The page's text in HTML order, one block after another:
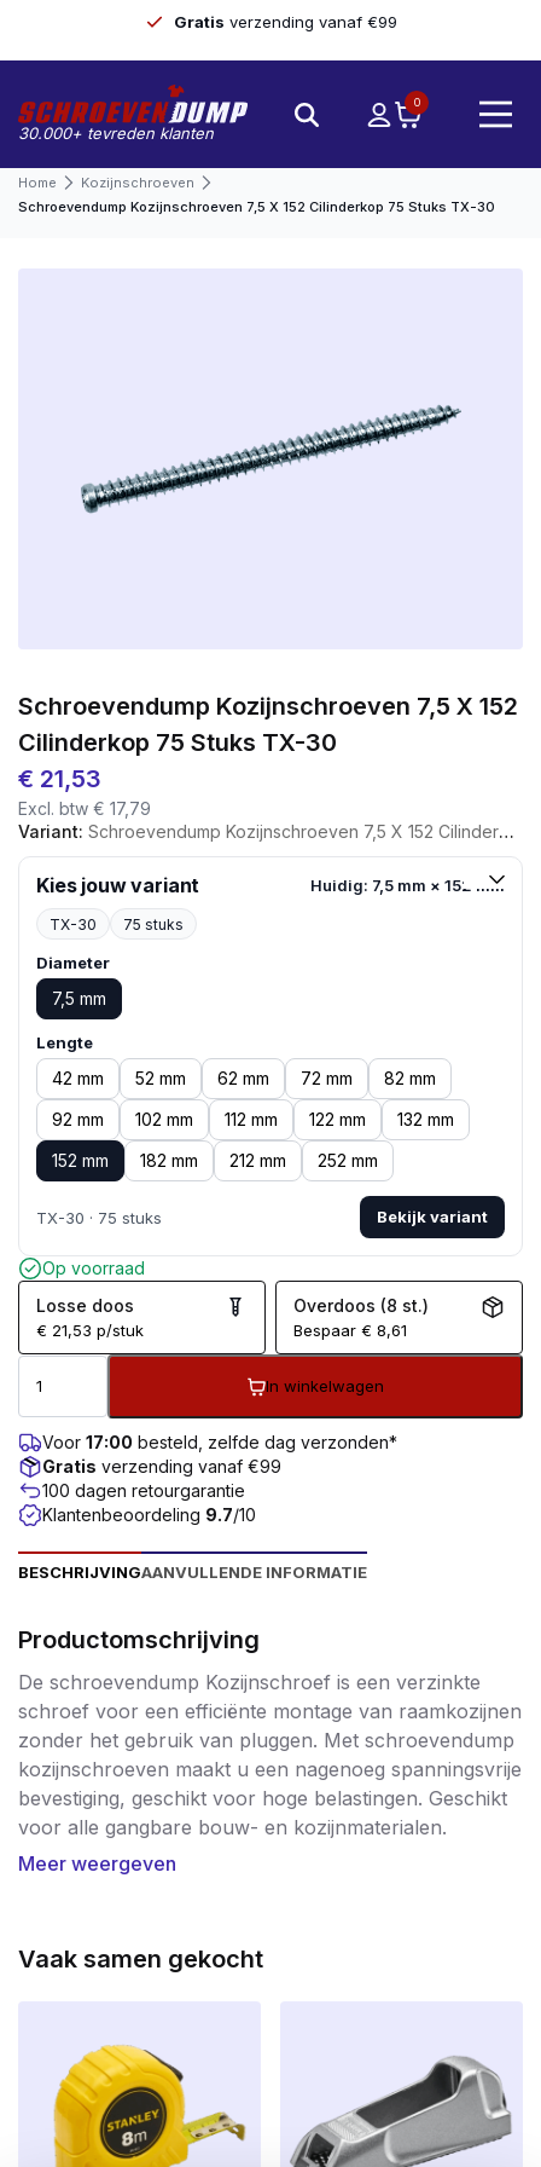
Gratis verzending vanaf €99
30.000+ tevreden klanten
0
Home
Kozijnschroeven
Schroevendump Kozijnschroeven 7,5 X 152 Cilinderkop 75 Stuks TX-30
Schroevendump Kozijnschroeven 7,5 X 152
Cilinderkop 75 Stuks TX-30
€ 21,53
Excl. btw € 17,79
Variant: Schroevendump Kozijnschroeven 7,5 X 152 Cilinderkop 75 Stuks TX-30
Kies jouw variant Huidig: 7,5 mm × 152 mm
TX-30 75 stuks
Diameter
7,5 mm
Lengte
42 mm 52 mm 62 mm 72 mm
82 mm
92 mm
102 mm 112 mm 122 mm
132 mm
152 mm
182 mm 212 mm 252 mm
TX-30 · 75 stuks Bekijk variant
Op voorraad
Losse doos
€ 21,53 p/stuk
Overdoos (8 st.)
Bespaar€ 8,61
In winkelwagen
Voor 17:00 besteld, zelfde dag verzonden*
Gratis verzending vanaf €99
100 dagen retourgarantie
Klantenbeoordeling 9.7/10
BESCHRIJVINGAANVULLENDE INFORMATIE
Productomschrijving
De schroevendump Kozijnschroef is een verzinkte
schroef voor een efficiënte montage van raamkozijnen
zonder het gebruik van pluggen. Met schroevendump
kozijnschroeven maakt u een nagenoeg spanningsvrije
bevestiging, geschikt voor hoge belastingen. Geschikt
voor alle gangbare bouw- en kozijnmaterialen.
Voorboren in zowel het kozijn en de muur en/of beton
kunststof raamkozijnen.
Door de doorlopende speciale draad van
schroevendump kozijnschroeven wordt hij trek- en
spanningsvrij in het bouwmateriaal bevestigd.
Meer weergeven
Vaak samen gekocht